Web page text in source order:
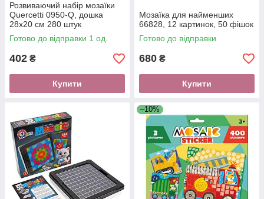
Розвиваючий набір мозаїки
Quercetti 0950-Q, дошка
28х20 см 280 штук
Готово до відправки 1 од.
402 ₴
Купити
Мозаїка для найменших
66828, 12 картинок, 50 фішок
Готово до відправки
680 ₴
Купити
–10%